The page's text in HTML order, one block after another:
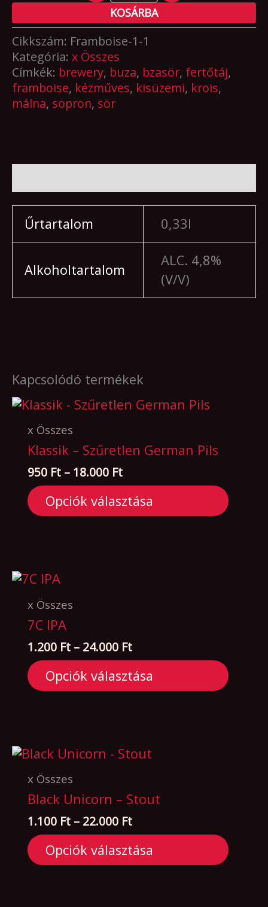
KOSÁRBA
Cikkszám: Framboise-1-1
Kategória: x Összes
Címkék: brewery, buza, bzasör, fertőtáj,
framboise, kézműves, kisüzemi, krois,
málna, sopron, sör
Űrtartalom 0,33l
Alkoholtartalom
ALC. 4,8%
(V/V)
Kapcsolódó termékek
x Összes
Klassik – Szűretlen German Pils
950 Ft – 18.000 FtÁrtartomány:
950 Ft
-
18.000 Ft
Opciók választása
Ennek
a
terméknek
több
variációja
van.
termékoldalon
választhatók
ki
x Összes
7C IPA
1.200 Ft – 24.000 FtÁrtartomány:
1.200 Ft
-
24.000 Ft
Opciók választása
Ennek
a
terméknek
több
variációja
van.
választhatók
ki
x Összes
Black Unicorn – Stout
1.100 Ft – 22.000 FtÁrtartomány:
1.100 Ft
-
22.000 Ft
Opciók választása
Ennek
a
terméknek
több
variációja
van.